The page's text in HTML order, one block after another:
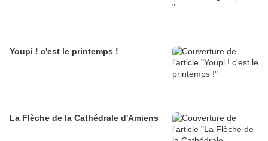
Youpi ! c'est le printemps !
La Flèche de la Cathédrale d'Amiens